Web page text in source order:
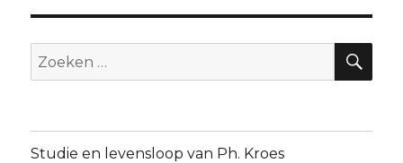
Zoeken
naar:
Studie en levensloop van Ph. Kroes